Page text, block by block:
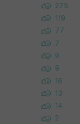
275
119
77
7
9
9
16
13
14
2